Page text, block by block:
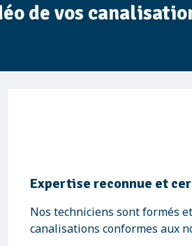
de vos
Expertise reconnue et
Nos techniciens sont formés
canalisations conformes aux